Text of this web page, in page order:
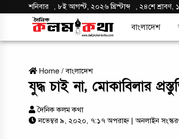
শনিবার , ৮ই আগস্ট, ২০২৬ খ্রিস্টাব্দ ,২৪শে শ্রাবণ,
বাংলাদেশ
Home /বাংলাদেশ
যুদ্ধ চাই না, মোকাবিলার
দৈনিক কলম কথা
নভেম্বর ৯, ২০২০, ৭:১৭ অপরাহ্ন | অনলাইন